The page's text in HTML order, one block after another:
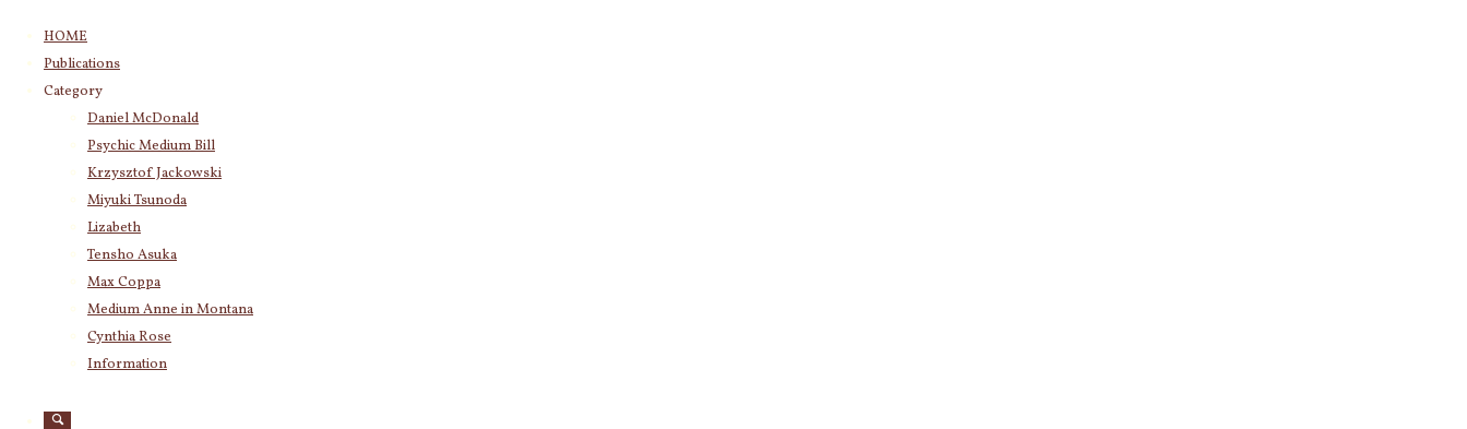
HOME
Publications
Category
Daniel McDonald
Psychic Medium Bill
Krzysztof Jackowski
Miyuki Tsunoda
Lizabeth
Tensho Asuka
Max Coppa
Medium Anne in Montana
Cynthia Rose
Information